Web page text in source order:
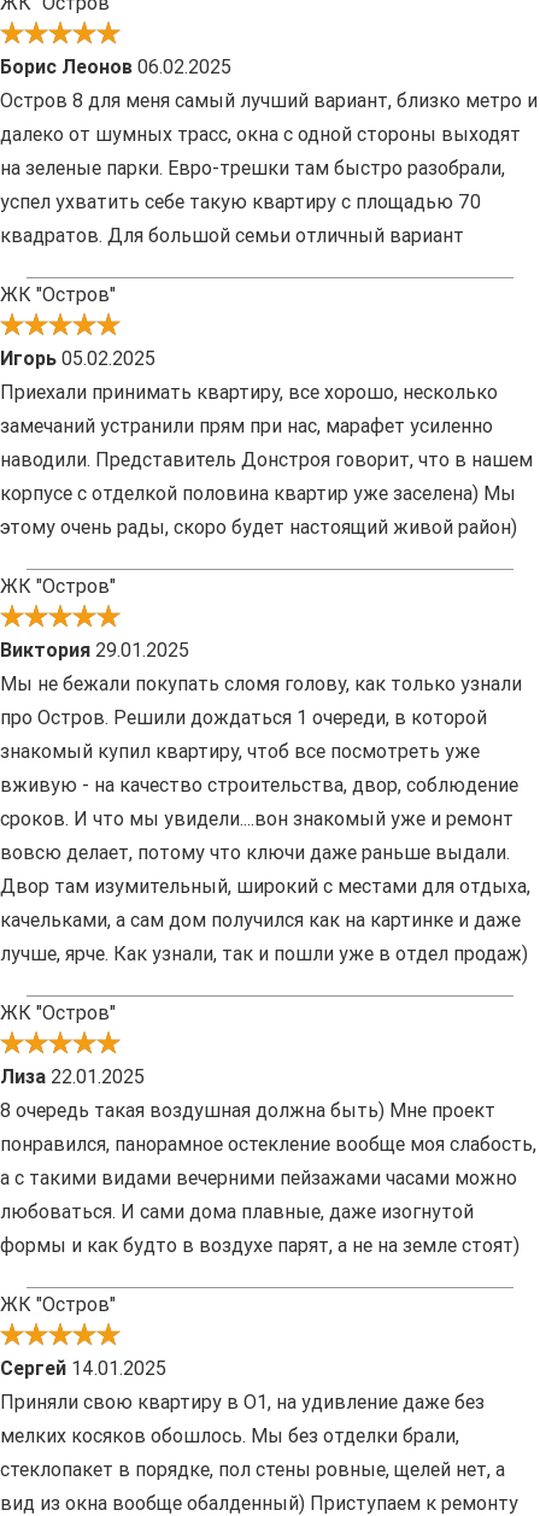
Борис Леонов 06.02.2025
Остров 8 для меня самый лучший вариант, близко метро и
далеко от шумных трасс, окна с одной стороны выходят
на зеленые парки. Евро-трешки там быстро разобрали,
успел ухватить себе такую квартиру с площадью 70
квадратов. Для большой семьи отличный вариант
ЖК "Остров"
Игорь 05.02.2025
Приехали принимать квартиру, все хорошо, несколько
замечаний устранили прям при нас, марафет усиленно
наводили. Представитель Донстроя говорит, что в нашем
корпусе с отделкой половина квартир уже заселена) Мы
этому очень рады, скоро будет настоящий живой район)
ЖК "Остров"
Виктория 29.01.2025
Мы не бежали покупать сломя голову, как только узнали
про Остров. Решили дождаться 1 очереди, в которой
знакомый купил квартиру, чтоб все посмотреть уже
вживую - на качество строительства, двор, соблюдение
сроков. И что мы увидели....вон знакомый уже и ремонт
вовсю делает, потому что ключи даже раньше выдали.
Двор там изумительный, широкий с местами для отдыха,
качельками, а сам дом получился как на картинке и даже
лучше, ярче. Как узнали, так и пошли уже в отдел продаж)
ЖК "Остров"
Лиза 22.01.2025
8 очередь такая воздушная должна быть) Мне проект
понравился, панорамное остекление вообще моя слабость,
а с такими видами вечерними пейзажами часами можно
любоваться. И сами дома плавные, даже изогнутой
формы и как будто в воздухе парят, а не на земле стоят)
ЖК "Остров"
Сергей 14.01.2025
Приняли свою квартиру в О1, на удивление даже без
мелких косяков обошлось. Мы без отделки брали,
стеклопакет в порядке, пол стены ровные, щелей нет, а
вид из окна вообще обалденный) Приступаем к ремонту